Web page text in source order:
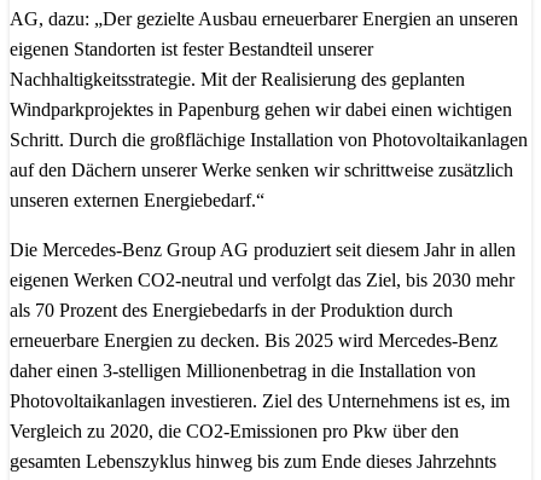
AG, dazu: „Der gezielte Ausbau erneuerbarer Energien an unseren
eigenen Standorten ist fester Bestandteil unserer
Nachhaltigkeitsstrategie. Mit der Realisierung des geplanten
Windparkprojektes in Papenburg gehen wir dabei einen wichtigen
Schritt. Durch die großflächige Installation von Photovoltaikanlagen
auf den Dächern unserer Werke senken wir schrittweise zusätzlich
unseren externen Energiebedarf.“
Die Mercedes-Benz Group AG produziert seit diesem Jahr in allen
eigenen Werken CO2-neutral und verfolgt das Ziel, bis 2030 mehr
als 70 Prozent des Energiebedarfs in der Produktion durch
erneuerbare Energien zu decken. Bis 2025 wird Mercedes-Benz
daher einen 3-stelligen Millionenbetrag in die Installation von
Photovoltaikanlagen investieren. Ziel des Unternehmens ist es, im
Vergleich zu 2020, die CO2-Emissionen pro Pkw über den
gesamten Lebenszyklus hinweg bis zum Ende dieses Jahrzehnts